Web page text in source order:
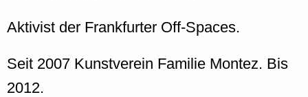
Aktivist der Frankfurter Off-Spaces.
Seit 2007 Kunstverein Familie Montez. Bis
2012.